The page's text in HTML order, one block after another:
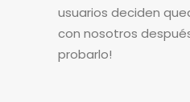
usuarios deciden
con nosotros
probarlo!